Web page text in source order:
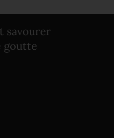
savourer
goutte